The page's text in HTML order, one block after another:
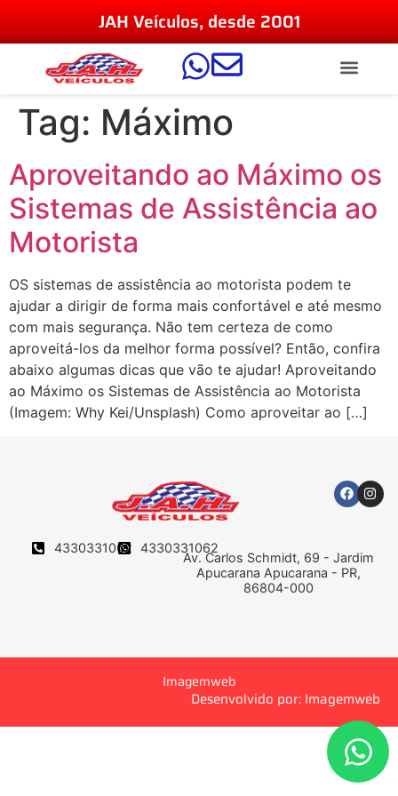
JAH Veículos, desde 2001
Tag: Máximo
Aproveitando ao Máximo os
Sistemas de Assistência ao
Motorista
OS sistemas de assistência ao motorista podem te
ajudar a dirigir de forma mais confortável e até mesmo
com mais segurança. Não tem certeza de como
aproveitá-los da melhor forma possível? Então, confira
abaixo algumas dicas que vão te ajudar! Aproveitando
ao Máximo os Sistemas de Assistência ao Motorista
(Imagem: Why Kei/Unsplash) Como aproveitar ao […]
4330331062 4330331062
Av. Carlos Schmidt, 69 - Jardim
Apucarana Apucarana - PR,
86804-000
Imagemweb
Desenvolvido por: Imagemweb